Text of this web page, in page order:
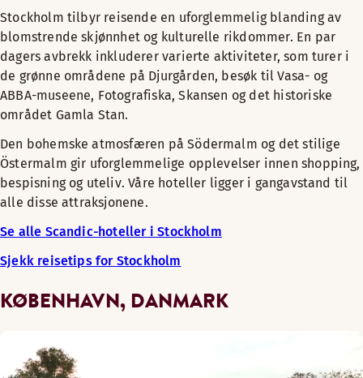
Stockholm tilbyr reisende en uforglemmelig blanding av
blomstrende skjønnhet og kulturelle rikdommer. En par
dagers avbrekk inkluderer varierte aktiviteter, som turer i
de grønne områdene på Djurgården, besøk til Vasa- og
ABBA-museene, Fotografiska, Skansen og det historiske
området Gamla Stan.
Den bohemske atmosfæren på Södermalm og det stilige
Östermalm gir uforglemmelige opplevelser innen shopping,
bespisning og uteliv. Våre hoteller ligger i gangavstand til
alle disse attraksjonene.
Se alle Scandic-hoteller i Stockholm
Sjekk reisetips for Stockholm
KØBENHAVN, DANMARK